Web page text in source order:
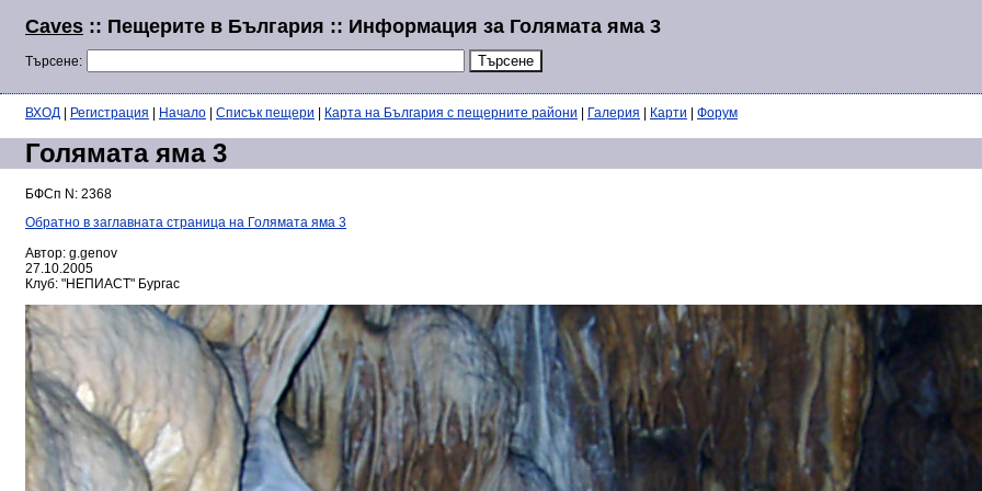
Caves :: Пещерите в България :: Информация за Голямата яма 3
Търсене:
ВХОД Регистрация Начало Списък пещери Карта на България с пещерните райони Галерия Карти Форум
Голямата яма 3
БФСп N: 2368
Обратно в заглавната страница на Голямата яма 3
Автор: g.genov
27.10.2005
Клуб: "НЕПИАСТ" Бургас